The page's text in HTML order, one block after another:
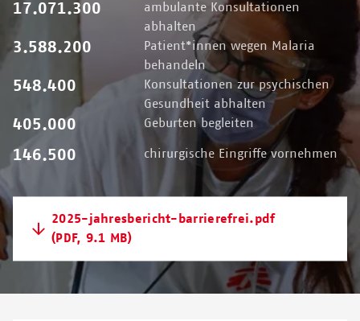
17.071.300
ambulante Konsultationen
abhalten
3.588.200
Patient*innen wegen Malaria
behandeln
548.400
Konsultationen zur psychischen
Gesundheit abhalten
405.000 Geburten begleiten
146.500 chirurgische Eingriffe vornehmen
2025-jahresbericht-barrierefrei.pdf
(PDF, 9.1 MB)